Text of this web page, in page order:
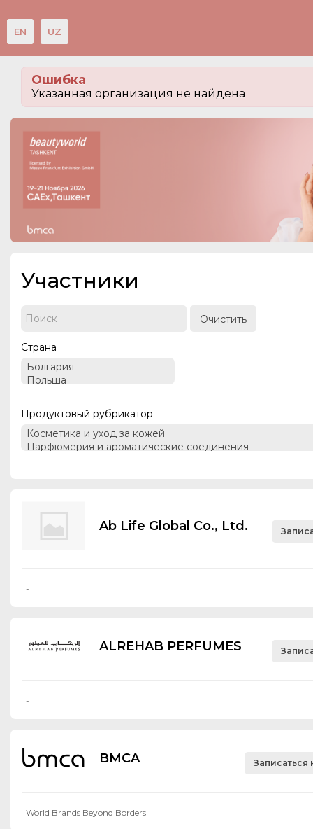
EN UZ
Ошибка
Указанная организация не найдена
Участники
Очистить
Страна
Продуктовый рубрикатор
Ab Life Global Co., Ltd.
-
ALREHAB PERFUMES
-
BMCA Записаться
World Brands Beyond Borders
Организации
О сервисе
Посетителям
Организаторам